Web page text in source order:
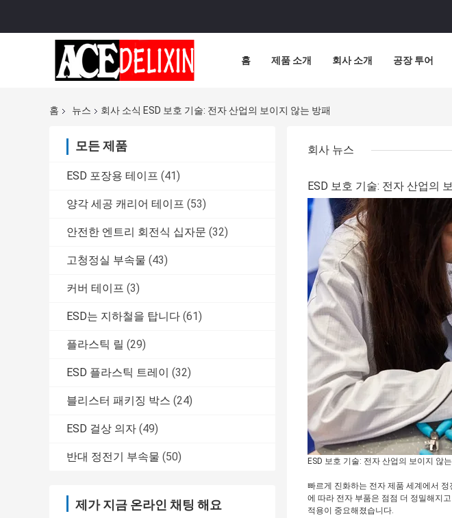
홈 제품 소개 회사 소개 공장 투어
홈 뉴스 회사 소식 ESD 보호 기술: 전자 산업의 보이지 않는 방패
모든 제품
ESD 포장용 테이프 (41)
양각 세공 캐리어 테이프 (53)
안전한 엔트리 회전식 십자문 (32)
고청정실 부속물 (43)
커버 테이프 (3)
ESD는 지하철을 탑니다 (61)
플라스틱 릴 (29)
ESD 플라스틱 트레이 (32)
블리스터 패키징 박스 (24)
ESD 걸상 의자 (49)
반대 정전기 부속물 (50)
제가 지금 온라인 채팅 해요
회사 뉴스
ESD 보호 기술: 전자 산업의
ESD 보호 기술: 전자 산업의 보이지 않
빠르게 진화하는 전자 제품 세계에서
에 따라 전자 부품은 점점 더 정밀해지
적용이 중요해졌습니다.